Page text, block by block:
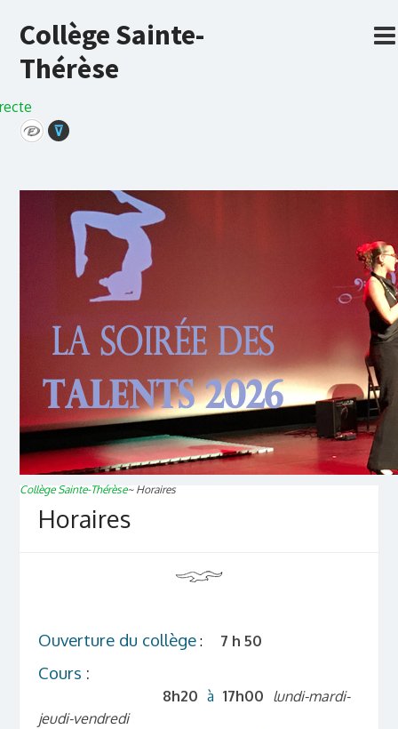
Collège Sainte-
Thérèse
⊽
Collège Sainte-Thérèse~ Horaires
Horaires
Ouverture du collège: 7 h 50
Cours :
8h20 à 17h00 lundi-mardi-
jeudi-vendredi